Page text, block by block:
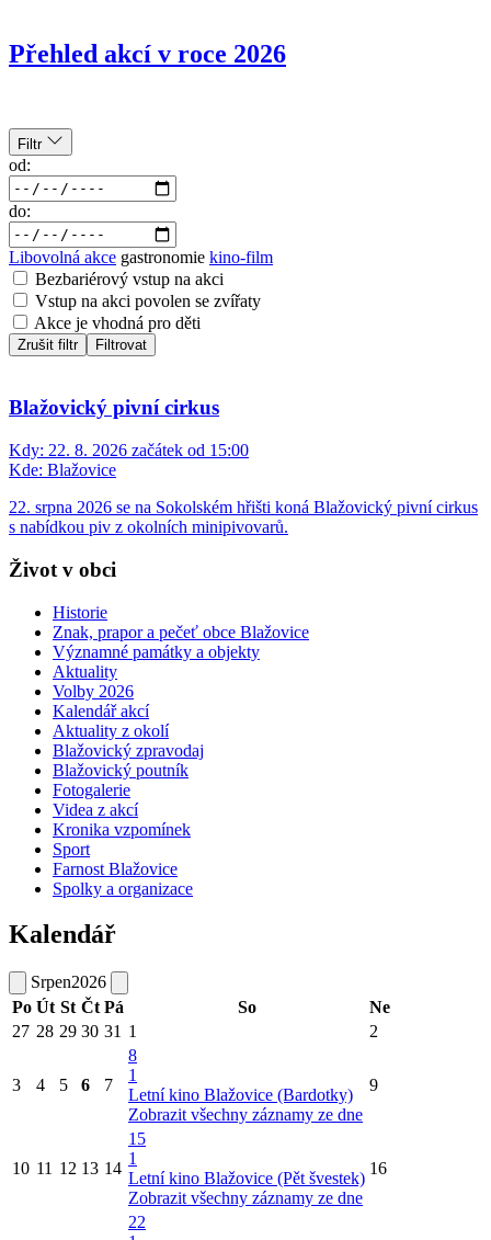
Přehled akcí v roce 2026
Filtr
od:
do:
Libovolná akce gastronomie kino-film
Bezbariérový vstup na akci
Vstup na akci povolen se zvířaty
Akce je vhodná pro děti
Zrušit filtr Filtrovat
Blažovický pivní cirkus
Kdy: 22. 8. 2026 začátek od 15:00
Kde: Blažovice
22. srpna 2026 se na Sokolském hřišti koná Blažovický pivní cirkus
s nabídkou piv z okolních minipivovarů.
Život v obci
Historie
Znak, prapor a pečeť obce Blažovice
Významné památky a objekty
Aktuality
Volby 2026
Kalendář akcí
Aktuality z okolí
Blažovický zpravodaj
Blažovický poutník
Fotogalerie
Videa z akcí
Kronika vzpomínek
Sport
Farnost Blažovice
Spolky a organizace
Kalendář
Srpen2026
Po Út St Čt Pá So
Ne
27 28 29 30 31 1 2
3 4 5 6 7
8
1
Letní kino Blažovice (Bardotky)
Zobrazit všechny záznamy ze dne
9
10 11 12 13 14
15
1
Letní kino Blažovice (Pět švestek)
Zobrazit všechny záznamy ze dne
16
22